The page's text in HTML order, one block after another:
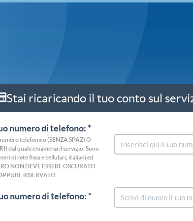
Stai ricaricando il tuo conto sul
numero di telefono: *
telefonico (SENZA SPAZI O
dal quale chiamerai il servizio. Sono
di rete fissa e cellulari, italiani ed
NON DEVE ESSERE OSCURATO
RISERVATO.
numero di telefono: *